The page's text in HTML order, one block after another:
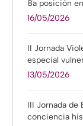
8a posición
16/05/2026
II Jornada
especial
13/05/2026
III Jornada de
conciencia